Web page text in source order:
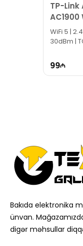
TP-Link
AC1900
MIMO
WiFi 5 |
30dBm |
99
Bakıda elektronika
ünvan.
digər məhsullar